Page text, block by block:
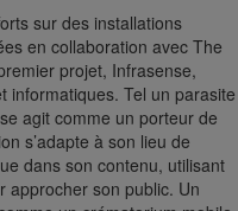
sur des installations
en collaboration avec The
projet, Infrasense,
informatiques. Tel un parasite
agit comme un porteur de
s’adapte à son lieu de
dans son contenu, utilisant
approcher son public. Un